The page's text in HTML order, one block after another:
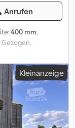
Anrufen
400 mm,
Gezogen,
/ -
Anhängung,
Dsdpfx
Kleinanzeige